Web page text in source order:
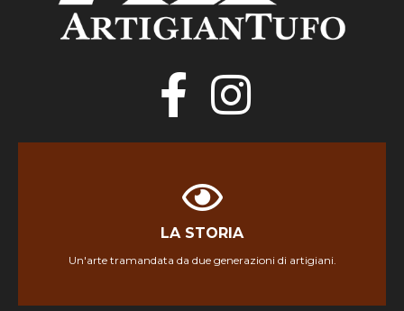
LA STORIA
Un'arte tramandata da due generazioni di artigiani.
LA STORIA
Scopri